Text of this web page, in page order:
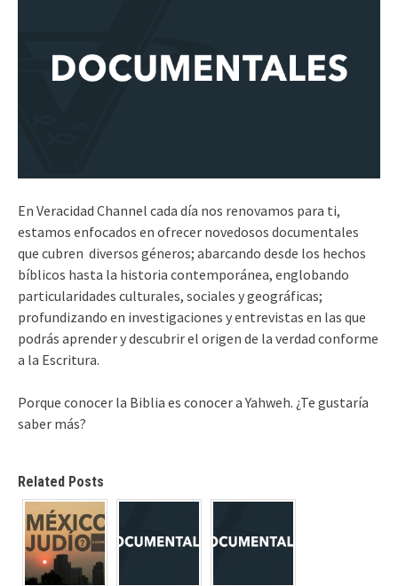
En Veracidad Channel cada día nos renovamos para ti,
estamos enfocados en ofrecer novedosos documentales
que cubren diversos géneros; abarcando desde los hechos
bíblicos hasta la historia contemporánea, englobando
particularidades culturales, sociales y geográficas;
profundizando en investigaciones y entrevistas en las que
podrás aprender y descubrir el origen de la verdad conforme
a la Escritura.
Porque conocer la Biblia es conocer a Yahweh. ¿Te gustaría
saber más?
Related Posts